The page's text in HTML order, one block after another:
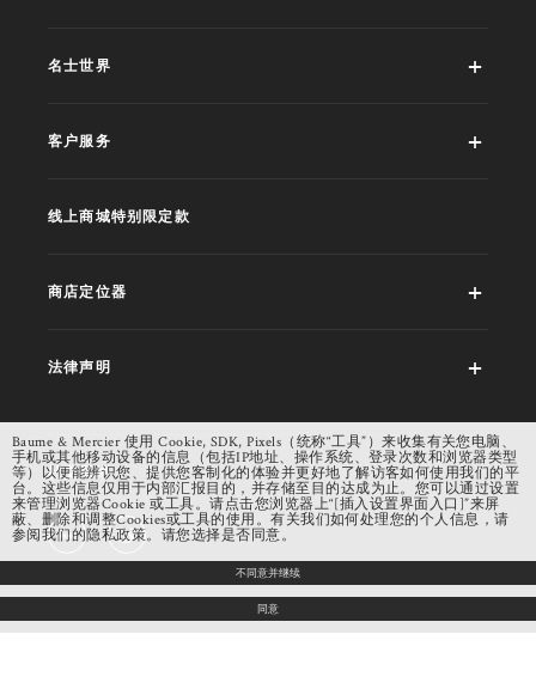
名士世界
客户服务
线上商城特别限定款
商店定位器
法律声明
社交网络
Baume & Mercier 使用 Cookie, SDK, Pixels（统称“工具”）来收集有关您电脑、
手机或其他移动设备的信息（包括IP地址、操作系统、登录次数和浏览器类型
等）以便能辨识您、提供您客制化的体验并更好地了解访客如何使用我们的平
台。这些信息仅用于内部汇报目的，并存储至目的达成为止。您可以通过设置
来管理浏览器Cookie 或工具。请点击您浏览器上“[插入设置界面入口]”来屏
蔽、删除和调整Cookies或工具的使用。有关我们如何处理您的个人信息，请
参阅我们的隐私政策。请您选择是否同意。
不同意并继续
同意